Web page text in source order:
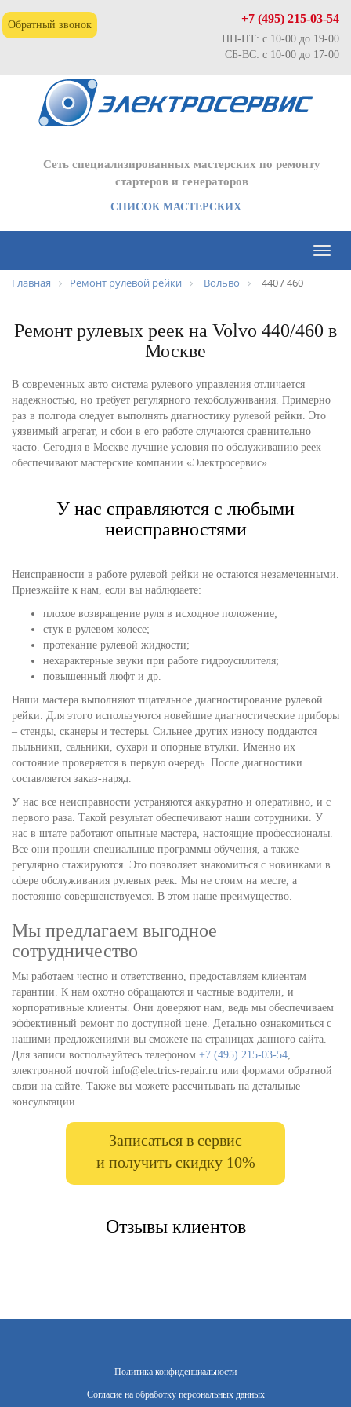
Обратный звонок +7 (495) 215-03-54
ПН-ПТ: с 10-00 до 19-00
СБ-ВС: с 10-00 до 17-00
Сеть специализированных мастерских по ремонту
стартеров и генераторов
СПИСОК МАСТЕРСКИХ
Toggle
Главная Ремонт рулевой рейки Вольво 440 / 460
Ремонт рулевых реек на Volvo 440/460 в
Москве
В современных авто система рулевого управления отличается
надежностью, но требует регулярного техобслуживания. Примерно
раз в полгода следует выполнять диагностику рулевой рейки. Это
уязвимый агрегат, и сбои в его работе случаются сравнительно
часто. Сегодня в Москве лучшие условия по обслуживанию реек
обеспечивают мастерские компании «Электросервис».
У нас справляются с любыми
неисправностями
Неисправности в работе рулевой рейки не остаются незамеченными.
Приезжайте к нам, если вы наблюдаете:
плохое возвращение руля в исходное положение;
стук в рулевом колесе;
протекание рулевой жидкости;
нехарактерные звуки при работе гидроусилителя;
повышенный люфт и др.
Наши мастера выполняют тщательное диагностирование рулевой
рейки. Для этого используются новейшие диагностические приборы
– стенды, сканеры и тестеры. Сильнее других износу поддаются
пыльники, сальники, сухари и опорные втулки. Именно их
состояние проверяется в первую очередь. После диагностики
составляется заказ-наряд.
У нас все неисправности устраняются аккуратно и оперативно, и с
первого раза. Такой результат обеспечивают наши сотрудники. У
нас в штате работают опытные мастера, настоящие профессионалы.
Все они прошли специальные программы обучения, а также
регулярно стажируются. Это позволяет знакомиться с новинками в
сфере обслуживания рулевых реек. Мы не стоим на месте, а
постоянно совершенствуемся. В этом наше преимущество.
Мы предлагаем выгодное
сотрудничество
Мы работаем честно и ответственно, предоставляем клиентам
гарантии. К нам охотно обращаются и частные водители, и
корпоративные клиенты. Они доверяют нам, ведь мы обеспечиваем
эффективный ремонт по доступной цене. Детально ознакомиться с
нашими предложениями вы сможете на страницах данного сайта.
Для записи воспользуйтесь телефоном +7 (495) 215-03-54,
электронной почтой info@electrics-repair.ru или формами обратной
связи на сайте. Также вы можете рассчитывать на детальные
консультации.
Записаться в сервис
и получить скидку 10%
Отзывы клиентов
Политика конфиденциальности
Согласие на обработку персональных данных